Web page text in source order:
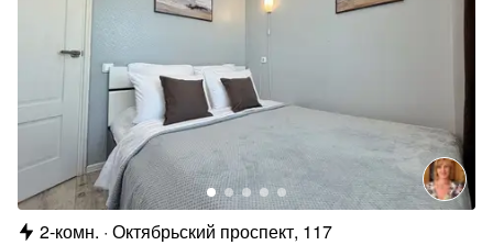
2-комн. Октябрьский проспект, 117